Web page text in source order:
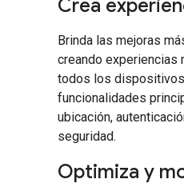
Crea
Brinda las mejoras
creando experiencias
todos los
funcionalidades
ubicación,
seguridad.
Optimiza y